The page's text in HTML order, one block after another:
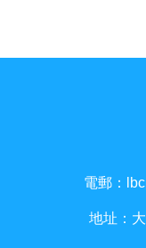
電郵：
地址：